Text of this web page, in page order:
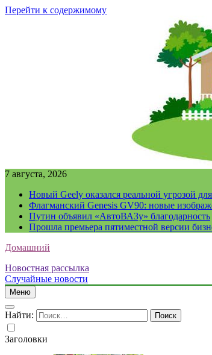
Перейти к содержимому
7 августа, 2026
Новый Geely оказался реальной угрозой
Флагманский Genesis GV90: новые
Путин объявил «АвтоВАЗу» благодарность
Прошла премьера пятиместной версии
Домашний
Новостная рассылка
Случайные новости
Меню
Найти:
Заголовки